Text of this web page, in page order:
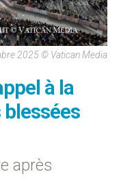
2025 © Vatican Media
à la
blessées
après